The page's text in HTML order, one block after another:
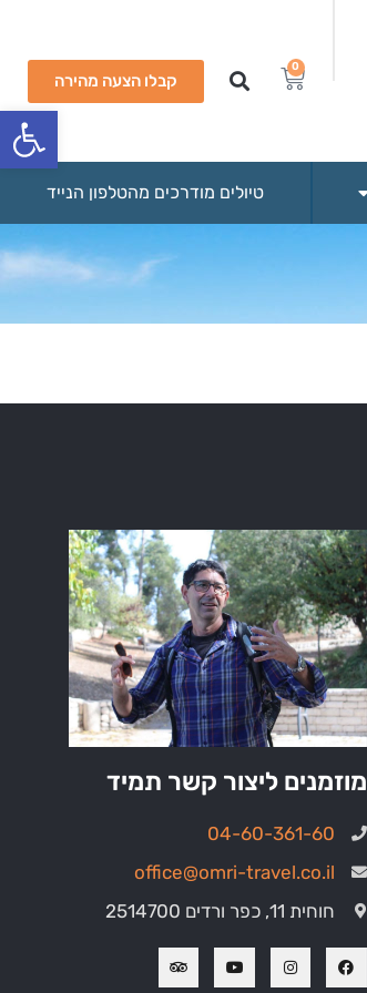
פתח
0
קבלו הצעה מהירה
טיולים מודרכים מהטלפון הנייד
מוזמנים ליצור קשר תמיד
04-60-361-60
office@omri-travel.co.il
חוחית 11, כפר ורדים 2514700